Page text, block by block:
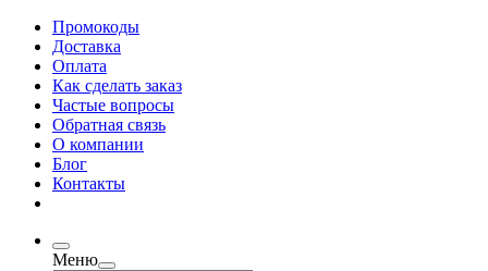
Промокоды
Доставка
Оплата
Как сделать заказ
Частые вопросы
Обратная связь
О компании
Блог
Контакты
Меню